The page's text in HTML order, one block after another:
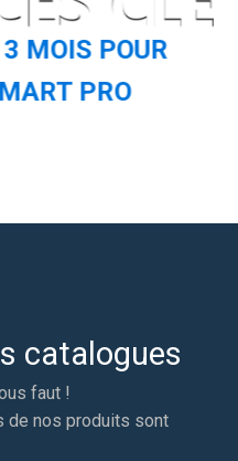
MOIS POUR
PRO
catalogues
faut !
de nos produits sont